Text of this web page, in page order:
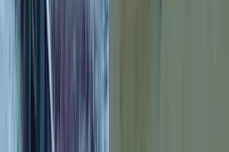
বরিশালসহ রাত ১টার মধ্যে ৬
জেলায় ঝড়ের আভাস, নদীবন্দরে ১
নম্বর সতর্কসংকেত
বরিশাল বিশ্ববিদ্যালয়ে ছাত্রদল-